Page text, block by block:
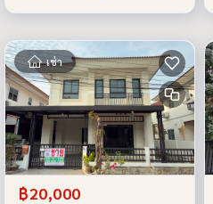
เช่า
฿20,000